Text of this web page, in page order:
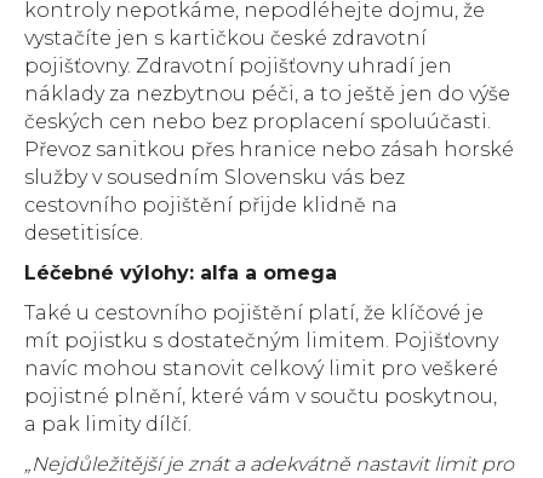
kontroly nepotkáme, nepodléhejte dojmu, že
vystačíte jen s kartičkou české zdravotní
pojišťovny. Zdravotní pojišťovny uhradí jen
náklady za nezbytnou péči, a to ještě jen do výše
českých cen nebo bez proplacení spoluúčasti.
Převoz sanitkou přes hranice nebo zásah horské
služby v sousedním Slovensku vás bez
cestovního pojištění přijde klidně na
desetitisíce.
Léčebné výlohy: alfa a omega
Také u cestovního pojištění platí, že klíčové je
mít pojistku s dostatečným limitem. Pojišťovny
navíc mohou stanovit celkový limit pro veškeré
pojistné plnění, které vám v součtu poskytnou,
a pak limity dílčí.
„Nejdůležitější je znát a adekvátně nastavit limit pro